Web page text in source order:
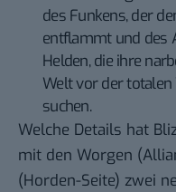
des Funkens, der
entflammt und des
Helden, die ihre
Welt vor der
suchen.
Welche Details hat
mit den Worgen
(Horden-Seite) zwei